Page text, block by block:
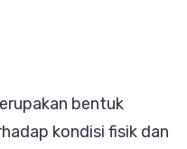
bentuk
kondisi fisik dan